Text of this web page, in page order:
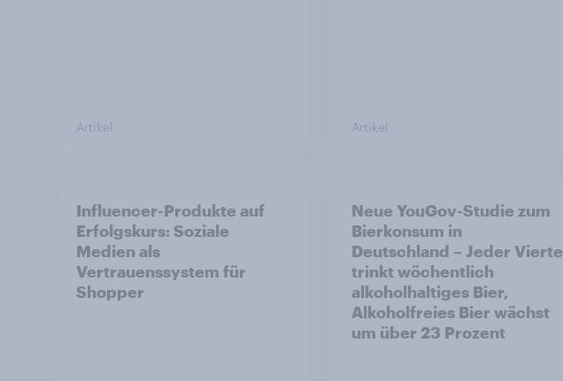
Artikel Artikel
Influencer-Produkte auf
Erfolgskurs: Soziale
Medien als
Vertrauenssystem für
Shopper
Neue YouGov-Studie zum
Bierkonsum in
Deutschland – Jeder Vierte
trinkt wöchentlich
alkoholhaltiges Bier,
Alkoholfreies Bier wächst
um über 23 Prozent